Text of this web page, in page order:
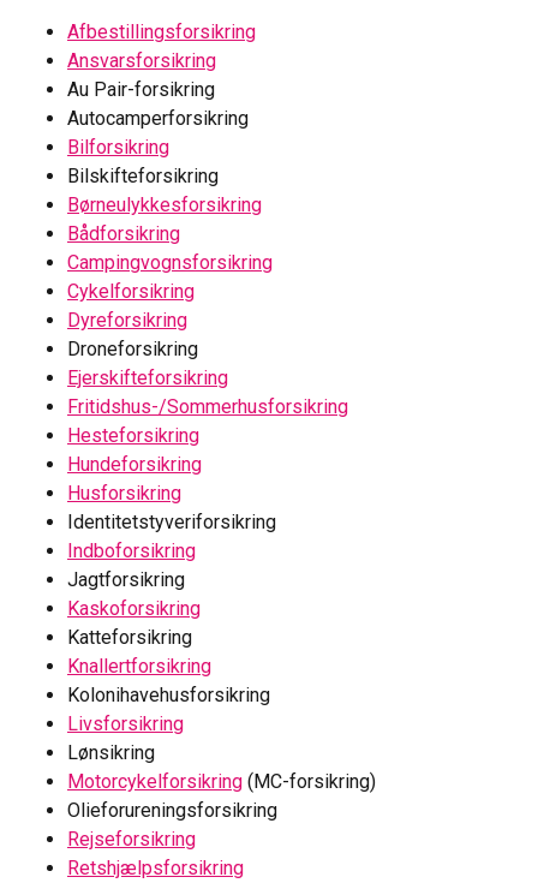
Afbestillingsforsikring
Ansvarsforsikring
Au Pair-forsikring
Autocamperforsikring
Bilforsikring
Bilskifteforsikring
Børneulykkesforsikring
Bådforsikring
Campingvognsforsikring
Cykelforsikring
Dyreforsikring
Droneforsikring
Ejerskifteforsikring
Fritidshus-/Sommerhusforsikring
Hesteforsikring
Hundeforsikring
Husforsikring
Identitetstyveriforsikring
Indboforsikring
Jagtforsikring
Kaskoforsikring
Katteforsikring
Knallertforsikring
Kolonihavehusforsikring
Livsforsikring
Lønsikring
Motorcykelforsikring (MC-forsikring)
Olieforureningsforsikring
Rejseforsikring
Retshjælpsforsikring